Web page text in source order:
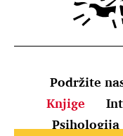
Podržite
Knjige
Psihologija